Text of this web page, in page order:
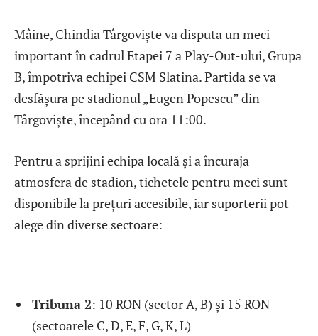
Mâine, Chindia Târgoviște va disputa un meci
important în cadrul Etapei 7 a Play-Out-ului, Grupa
B, împotriva echipei CSM Slatina. Partida se va
desfășura pe stadionul „Eugen Popescu” din
Târgoviște, începând cu ora 11:00.
Pentru a sprijini echipa locală și a încuraja
atmosfera de stadion, tichetele pentru meci sunt
disponibile la prețuri accesibile, iar suporterii pot
alege din diverse sectoare:
Tribuna 2: 10 RON (sector A, B) și 15 RON
(sectoarele C, D, E, F, G, K, L)